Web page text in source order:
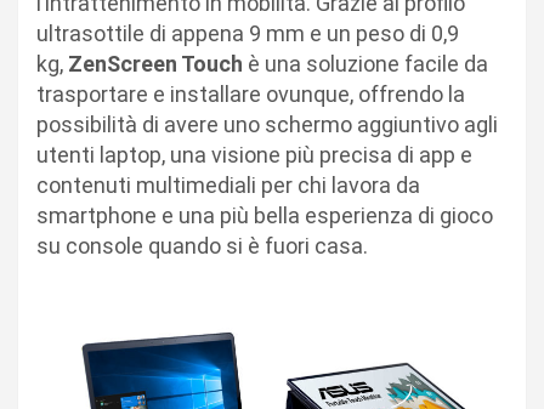
ultrasottile di appena 9 mm e un peso di 0,9
kg, ZenScreen Touch è una soluzione facile da
trasportare e installare ovunque, offrendo la
possibilità di avere uno schermo aggiuntivo agli
utenti laptop, una visione più precisa di app e
contenuti multimediali per chi lavora da
smartphone e una più bella esperienza di gioco
su console quando si è fuori casa.